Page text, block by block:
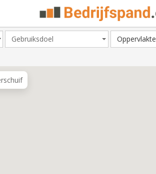
Gebruiksdoel Oppervlakte